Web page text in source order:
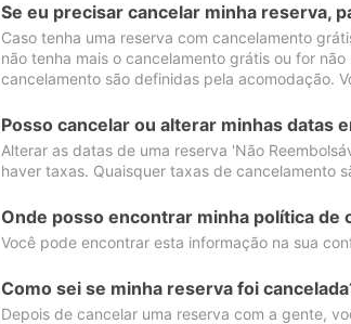
Se eu precisar cancelar minha reserva,
Caso tenha uma reserva com cancelamento
não tenha mais o cancelamento grátis ou for
cancelamento são definidas pela acomodação.
Posso cancelar ou alterar minhas datas
Alterar as datas de uma reserva 'Não
haver taxas. Quaisquer taxas de cancelamento
Onde posso encontrar minha política de
Você pode encontrar esta informação na sua
Como sei se minha reserva foi
Depois de cancelar uma reserva com a gente,